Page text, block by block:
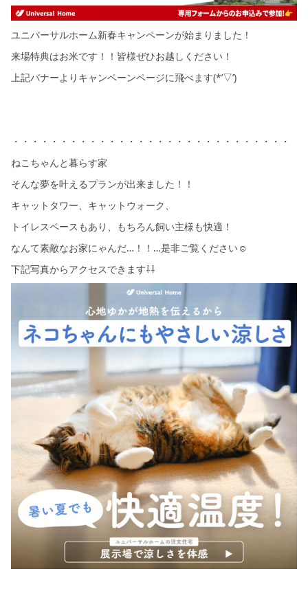
ユニバーサルホーム新春キャンペーンが始まりました！
来場特典はお米です！！皆様ぜひお越しください！
上記バナーよりキャンペーンページに飛べます(*’▽’)
・・・・・・・・・・・・・・・・・・・・・・・・・・・・・
ねこちゃんと暮らす家
そんな夢を叶えるプランが出来ました！！
キャットタワー、キャットウォーク、
トイレスペースもあり、もちろん飼い主様も快適！
なんて素敵なお家にゃんだ…！！…是非ご覧ください☺
下記写真からアクセスできます⇩⇩